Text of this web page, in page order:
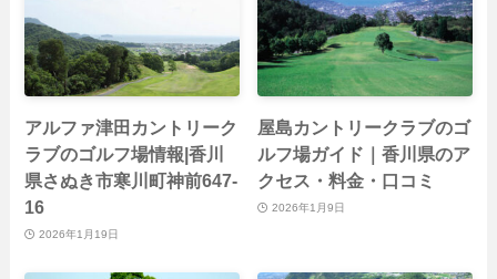
アルファ津田カントリーク
ラブのゴルフ場情報|香川
県さぬき市寒川町神前647-
16
2026年1月19日
屋島カントリークラブのゴ
ルフ場ガイド｜香川県のア
クセス・料金・口コミ
2026年1月9日